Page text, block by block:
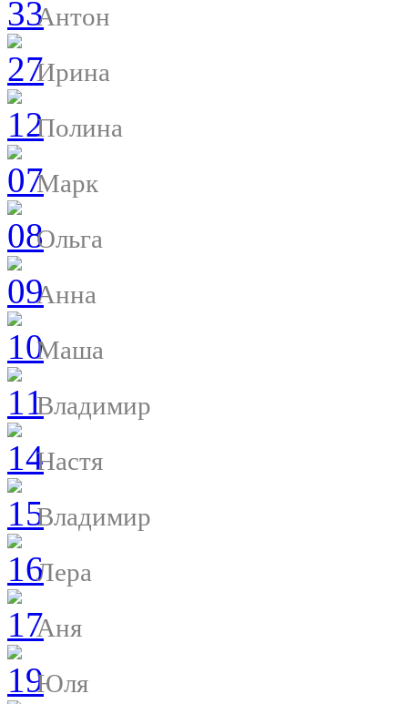
Антон
Ирина
Полина
Марк
Ольга
Анна
Маша
Владимир
Настя
Владимир
Лера
Аня
Юля